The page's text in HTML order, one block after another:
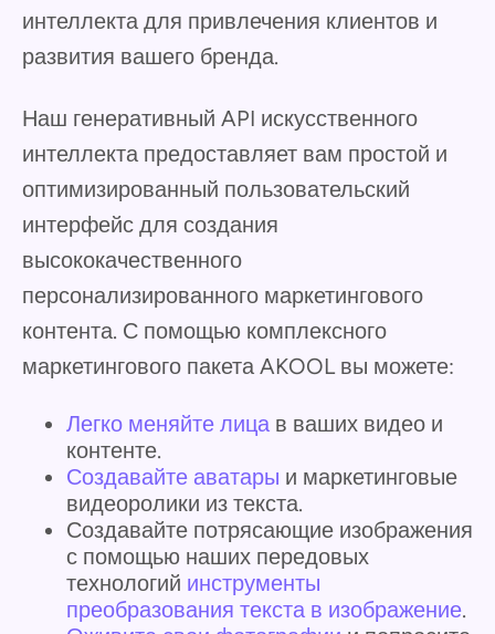
интеллекта для привлечения клиентов и
развития вашего бренда.
Наш генеративный API искусственного
интеллекта предоставляет вам простой и
оптимизированный пользовательский
интерфейс для создания
высококачественного
персонализированного маркетингового
контента. С помощью комплексного
маркетингового пакета AKOOL вы можете:
Легко меняйте лица в ваших видео и
контенте.
Создавайте аватары и маркетинговые
видеоролики из текста.
Создавайте потрясающие изображения
с помощью наших передовых
технологий инструменты
преобразования текста в изображение.